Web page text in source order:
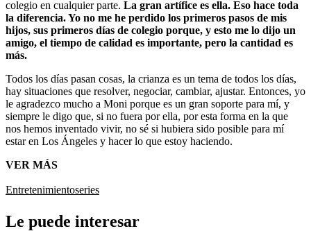
colegio en cualquier parte. La gran artífice es ella. Eso hace toda
la diferencia. Yo no me he perdido los primeros pasos de mis
hijos, sus primeros días de colegio porque, y esto me lo dijo un
amigo, el tiempo de calidad es importante, pero la cantidad es
más.
Todos los días pasan cosas, la crianza es un tema de todos los días,
hay situaciones que resolver, negociar, cambiar, ajustar. Entonces, yo
le agradezco mucho a Moni porque es un gran soporte para mí, y
siempre le digo que, si no fuera por ella, por esta forma en la que
nos hemos inventado vivir, no sé si hubiera sido posible para mí
estar en Los Ángeles y hacer lo que estoy haciendo.
VER MÁS
Entretenimientoseries
Le puede interesar